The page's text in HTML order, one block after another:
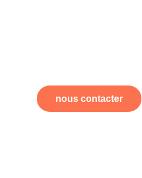
nous contacter